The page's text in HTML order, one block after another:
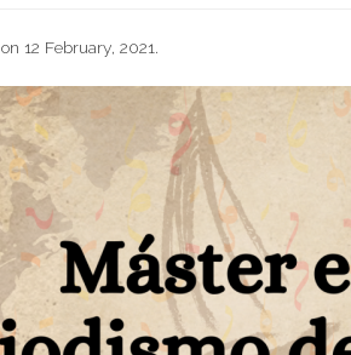
on 12 February, 2021.